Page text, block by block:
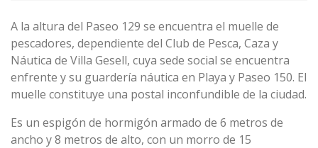
A la altura del Paseo 129 se encuentra el muelle de
pescadores, dependiente del Club de Pesca, Caza y
Náutica de Villa Gesell, cuya sede social se encuentra
enfrente y su guardería náutica en Playa y Paseo 150. El
muelle constituye una postal inconfundible de la ciudad.
Es un espigón de hormigón armado de 6 metros de
ancho y 8 metros de alto, con un morro de 15